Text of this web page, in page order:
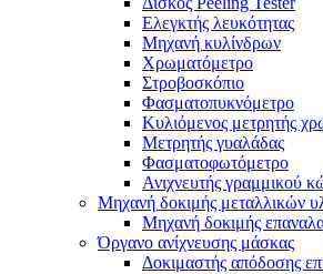
Ελεγκτής λευκότητας
Μηχανή κυλίνδρων
Χρωματόμετρο
Στροβοσκόπιο
Φασματοπυκνόμετρο
Κυλιόμενος μετρητής
Μετρητής γυαλάδας
Φασματοφωτόμετρο
Ανιχνευτής γραμμικού
Μηχανή δοκιμής μεταλλικών
Μηχανή δοκιμής
Όργανο ανίχνευσης μάσκας
Δοκιμαστής απόδοσης